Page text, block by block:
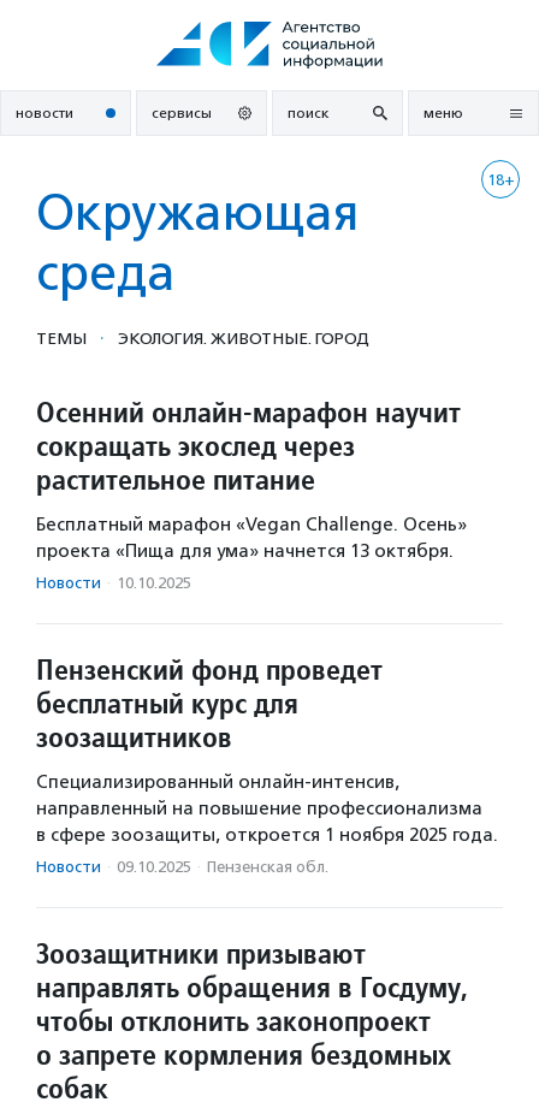
новости сервисы поиск меню
18+
Окружающая
среда
ТЕМЫ · ЭКОЛОГИЯ. ЖИВОТНЫЕ. ГОРОД
Осенний онлайн-марафон научит
сокращать экослед через
растительное питание
Бесплатный марафон «Vegan Challenge. Осень»
проекта «Пища для ума» начнется 13 октября.
Новости · 10.10.2025
Пензенский фонд проведет
бесплатный курс для
зоозащитников
Специализированный онлайн-интенсив,
направленный на повышение профессионализма
в сфере зоозащиты, откроется 1 ноября 2025 года.
Новости · 09.10.2025 · Пензенская обл.
Зоозащитники призывают
направлять обращения в Госдуму,
чтобы отклонить законопроект
о запрете кормления бездомных
собак